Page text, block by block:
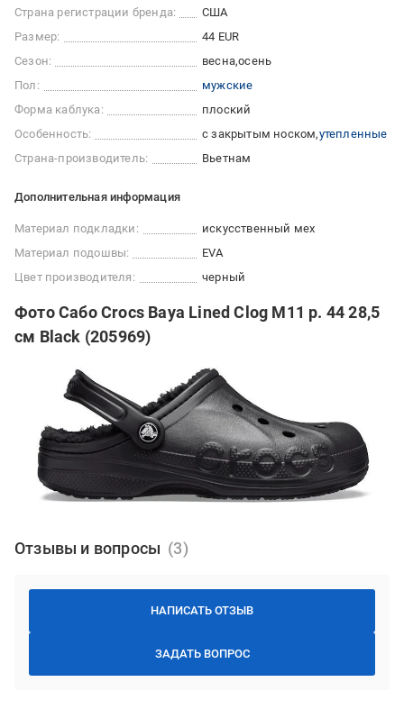
Страна регистрации бренда:
США
Размер:
44 EUR
Сезон:
весна осень
Пол:
мужские
Форма каблука:
плоский
Особенность:
с закрытым носком утепленные
Страна-производитель:
Вьетнам
Дополнительная информация
Материал подкладки:
искусственный мех
Материал подошвы:
EVA
Цвет производителя:
черный
Фото Сабо Crocs Baya Lined Clog M11 р. 44 28,5
см Black (205969)
Отзывы и вопросы
НАПИСАТЬ ОТЗЫВ
ЗАДАТЬ ВОПРОС